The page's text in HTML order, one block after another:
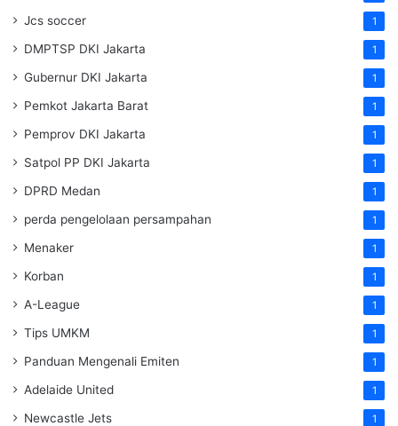
Jcs soccer 1
DMPTSP DKI Jakarta 1
Gubernur DKI Jakarta 1
Pemkot Jakarta Barat 1
Pemprov DKI Jakarta 1
Satpol PP DKI Jakarta 1
DPRD Medan 1
perda pengelolaan persampahan 1
Menaker 1
Korban 1
A-League 1
Tips UMKM 1
Panduan Mengenali Emiten 1
Adelaide United 1
Newcastle Jets 1